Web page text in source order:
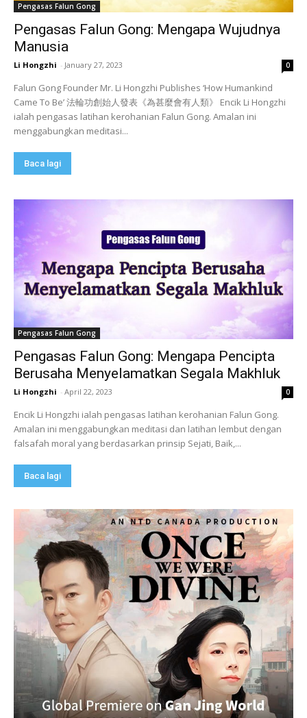
Pengasas Falun Gong
Pengasas Falun Gong: Mengapa Wujudnya
Manusia
Li Hongzhi - January 27, 2023 0
Falun Gong Founder Mr. Li Hongzhi Publishes ‘How Humankind
Came To Be’ 法輪功創始人發表《為甚麼會有人類》 Encik Li Hongzhi
ialah pengasas latihan kerohanian Falun Gong. Amalan ini
menggabungkan meditasi...
Baca lagi
Pengasas Falun Gong
Pengasas Falun Gong: Mengapa Pencipta
Berusaha Menyelamatkan Segala Makhluk
Li Hongzhi - April 22, 2023 0
Encik Li Hongzhi ialah pengasas latihan kerohanian Falun Gong.
Amalan ini menggabungkan meditasi dan latihan lembut dengan
falsafah moral yang berdasarkan prinsip Sejati, Baik,...
Baca lagi